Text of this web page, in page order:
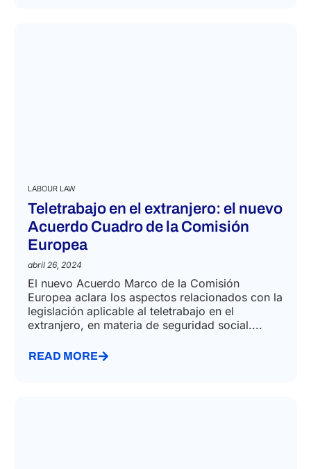
LABOUR LAW
Teletrabajo en el extranjero: el nuevo
Acuerdo Cuadro de la Comisión
Europea
abril 26, 2024
El nuevo Acuerdo Marco de la Comisión
Europea aclara los aspectos relacionados con la
legislación aplicable al teletrabajo en el
extranjero, en materia de seguridad social....
READ MORE